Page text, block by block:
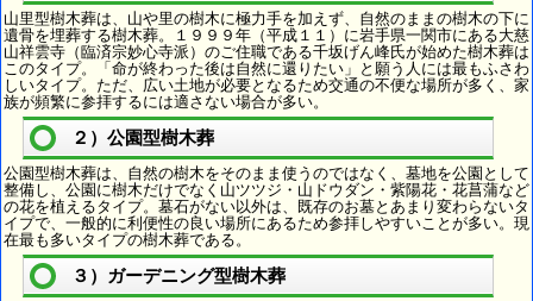
山里型樹木葬は、山や里の樹木に極力手を加えず、自然のままの樹木の下に
遺骨を埋葬する樹木葬。１９９９年（平成１１）に岩手県一関市にある大慈
山祥雲寺（臨済宗妙心寺派）のご住職である千坂げん峰氏が始めた樹木葬は
このタイプ。「命が終わった後は自然に還りたい」と願う人には最もふさわ
しいタイプ。ただ、広い土地が必要となるため交通の不便な場所が多く、家
族が頻繁に参拝するには適さない場合が多い。
２）公園型樹木葬
公園型樹木葬は、自然の樹木をそのまま使うのではなく、墓地を公園として
整備し、公園に樹木だけでなく山ツツジ・山ドウダン・紫陽花・花菖蒲など
の花を植えるタイプ。墓石がない以外は、既存のお墓とあまり変わらないタ
イプで、一般的に利便性の良い場所にあるため参拝しやすいことが多い。現
在最も多いタイプの樹木葬である。
３）ガーデニング型樹木葬